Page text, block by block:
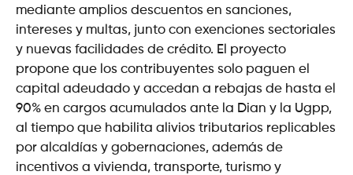
mediante amplios descuentos en sanciones,
intereses y multas, junto con exenciones sectoriales
y nuevas facilidades de crédito. El proyecto
propone que los contribuyentes solo paguen el
capital adeudado y accedan a rebajas de hasta el
90% en cargos acumulados ante la Dian y la Ugpp,
al tiempo que habilita alivios tributarios replicables
por alcaldías y gobernaciones, además de
incentivos a vivienda, transporte, turismo y